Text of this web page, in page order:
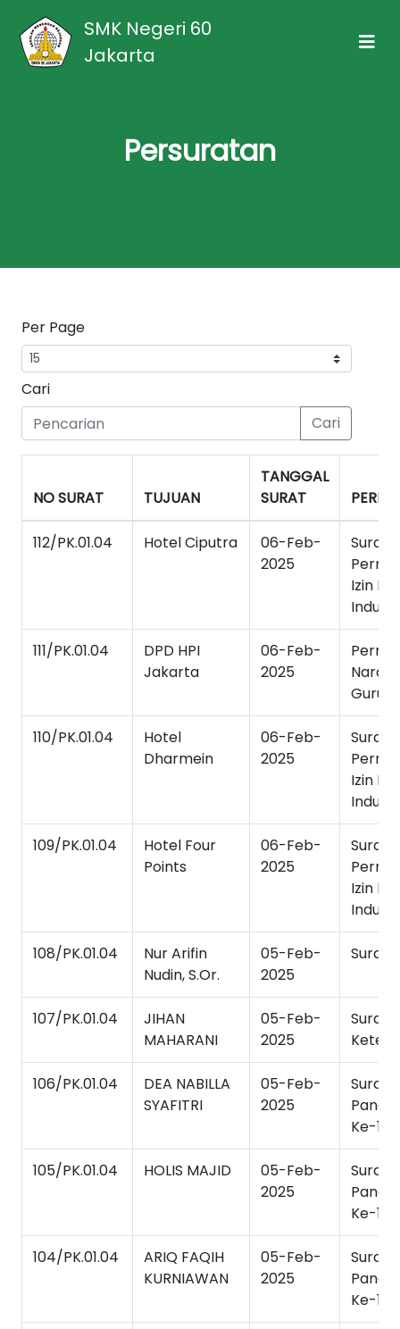
SMK Negeri 60
Jakarta
Persuratan
Per Page
Cari
Cari
NO SURAT TUJUAN
TANGGAL
SURAT
112/PK.01.04 Hotel Ciputra
06-Feb-
2025
Surat
Izin
111/PK.01.04
DPD HPI
Jakarta
06-Feb-
2025
Guru
110/PK.01.04
Hotel
Dharmein
06-Feb-
2025
Surat
Izin
109/PK.01.04
Hotel Four
Points
06-Feb-
2025
Surat
Izin
108/PK.01.04
Nur Arifin
Nudin, S.Or.
05-Feb-
2025
Surat
107/PK.01.04
JIHAN
MAHARANI
05-Feb-
2025
Surat
106/PK.01.04
DEA NABILLA
SYAFITRI
05-Feb-
2025
Surat
Ke-1
105/PK.01.04 HOLIS MAJID
05-Feb-
2025
Surat
Ke-1
104/PK.01.04
ARIQ FAQIH
KURNIAWAN
05-Feb-
2025
Surat
Ke-1